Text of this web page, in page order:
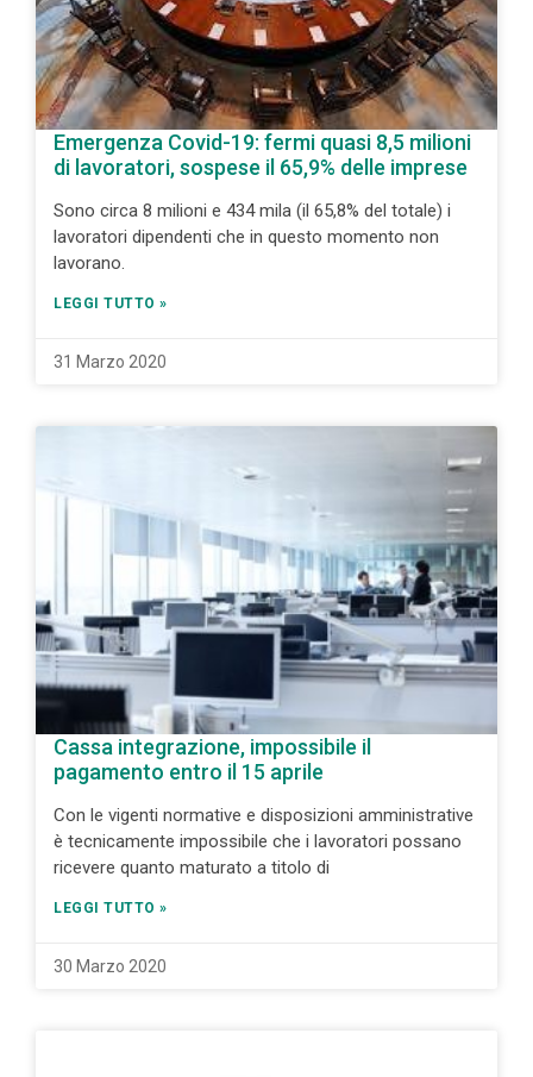
Emergenza Covid-19: fermi quasi 8,5 milioni
di lavoratori, sospese il 65,9% delle imprese
Sono circa 8 milioni e 434 mila (il 65,8% del totale) i
lavoratori dipendenti che in questo momento non
lavorano.
LEGGI TUTTO »
31 Marzo 2020
Cassa integrazione, impossibile il
pagamento entro il 15 aprile
Con le vigenti normative e disposizioni amministrative
è tecnicamente impossibile che i lavoratori possano
ricevere quanto maturato a titolo di
LEGGI TUTTO »
30 Marzo 2020